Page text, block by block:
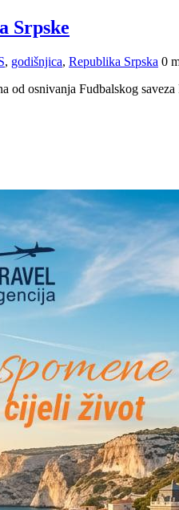
Srpske
, godišnjica, Republika Srpska 0
od osnivanja Fudbalskog